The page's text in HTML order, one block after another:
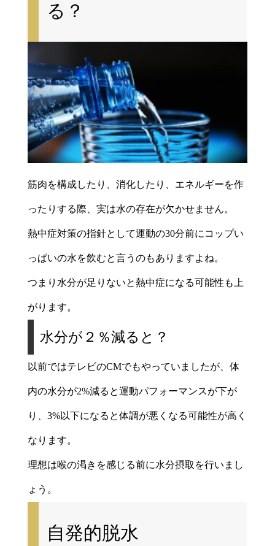
る？
筋肉を構成したり、消化したり、エネルギーを作
ったりする際、実は水の存在が欠かせません。
熱中症対策の指針として運動の30分前にコップい
っぱいの水を飲むと言うのもありますよね。
つまり水分が足りないと熱中症になる可能性も上
がります。
水分が２％減ると？
以前ではテレビのCMでもやっていましたが、体
内の水分が2%減ると運動パフォーマンスが下が
り、3%以下になると体調が悪くなる可能性が高く
なります。
理想は喉の渇きを感じる前に水分摂取を行いまし
ょう。
自発的脱水